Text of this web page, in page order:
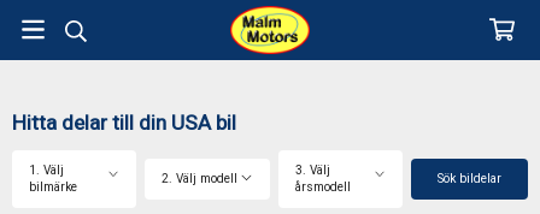
Hitta delar till din USA bil
1. Välj
bilmärke
2. Välj modell
3. Välj
årsmodell
Sök bildelar